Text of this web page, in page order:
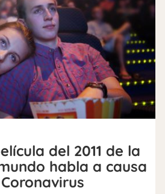
del 2011 de la
habla a causa